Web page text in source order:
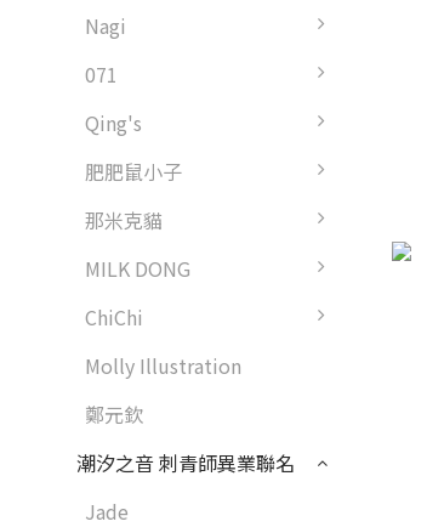
Nagi
071
Qing's
肥肥鼠小子
那米克貓
MILK DONG
ChiChi
Molly Illustration
鄭元欽
潮汐之音 刺青師異業聯名
Jade